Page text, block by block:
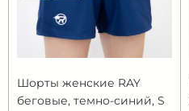
Шорты женские RAY
беговые, темно-синий, S